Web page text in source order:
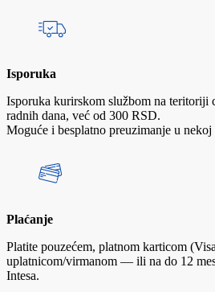
Isporuka
Isporuka kurirskom službom na teritoriji
radnih dana, već od 300 RSD.
Moguće i besplatno preuzimanje u
Plaćanje
Platite pouzećem, platnom karticom
uplatnicom/virmanom — ili na do 12
Intesa.